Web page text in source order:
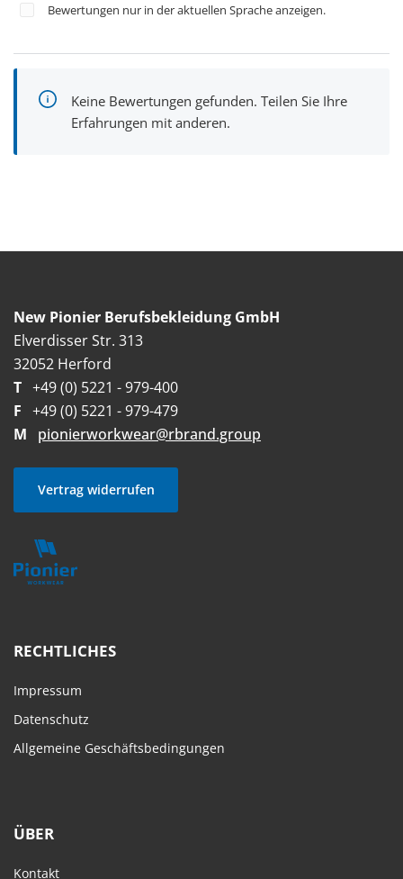
Bewertungen nur in der aktuellen Sprache anzeigen.
Keine Bewertungen gefunden. Teilen Sie Ihre
Erfahrungen mit anderen.
New Pionier Berufsbekleidung GmbH
Elverdisser Str. 313
32052 Herford
T +49 (0) 5221 - 979-400
F +49 (0) 5221 - 979-479
M
pionierworkwear@rbrand.group
Vertrag widerrufen
RECHTLICHES
Impressum
Datenschutz
Allgemeine Geschäftsbedingungen
ÜBER
Kontakt